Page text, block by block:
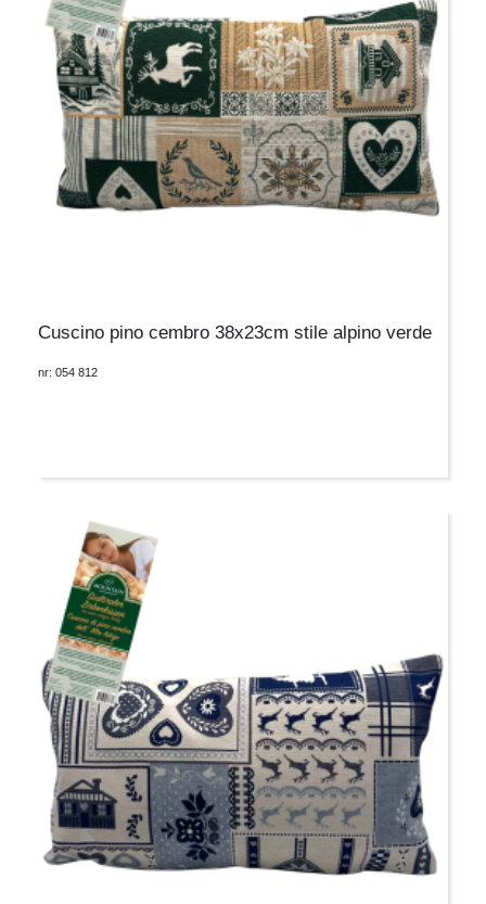
Cuscino pino cembro 38x23cm stile alpino verde
nr: 054 812